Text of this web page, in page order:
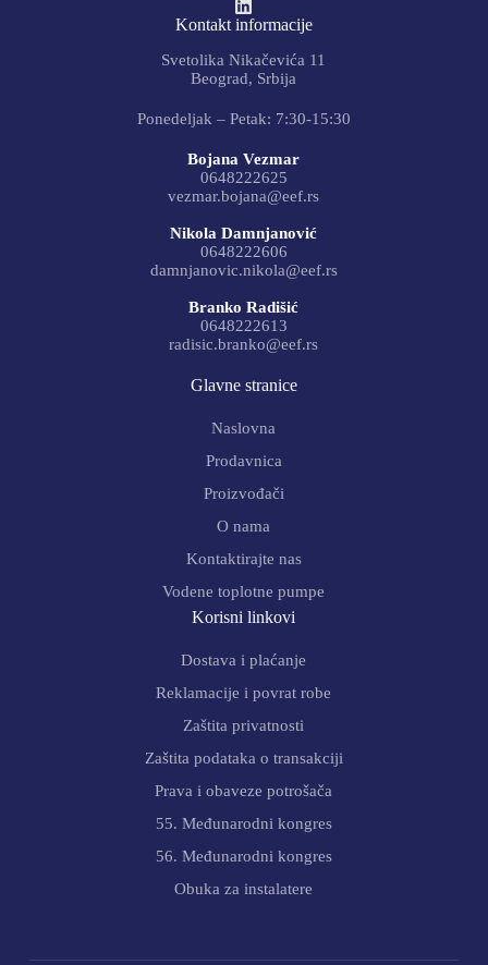
Kontakt informacije
Svetolika Nikačevića 11
Beograd, Srbija
Ponedeljak – Petak: 7:30-15:30
Bojana Vezmar
0648222625
vezmar.bojana@eef.rs
Nikola Damnjanović
0648222606
damnjanovic.nikola@eef.rs
Branko Radišić
0648222613
radisic.branko@eef.rs
Glavne stranice
Naslovna
Prodavnica
Proizvođači
O nama
Kontaktirajte nas
Vodene toplotne pumpe
Korisni linkovi
Dostava i plaćanje
Reklamacije i povrat robe
Zaštita privatnosti
Zaštita podataka o transakciji
Prava i obaveze potrošača
55. Međunarodni kongres
56. Međunarodni kongres
Obuka za instalatere